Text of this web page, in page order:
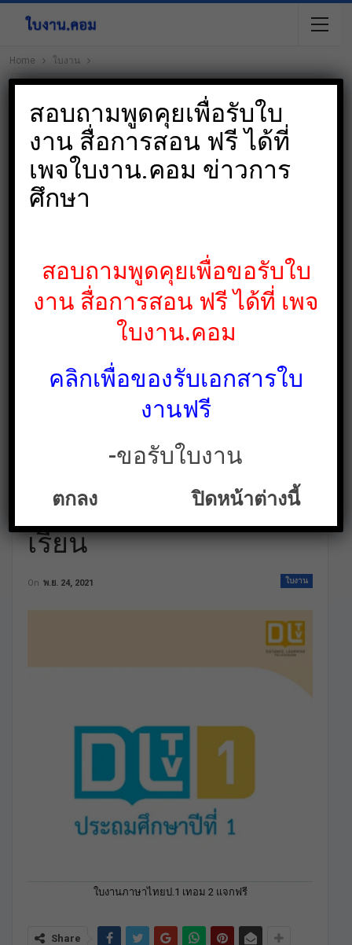
Home ใบงาน
ใบงานวิชาภาษาไทย
ป.1 เทอม2 รวมทุกบท
เรียน
ใบงาน
On พ.ย. 24, 2021
ใบงานภาษาไทยป.1 เทอม 2 แจกฟรี
Share
สอบถามพูดคุยเพื่อรับใบ
งาน สื่อการสอน ฟรี ได้ที่
เพจใบงาน.คอม ข่าวการ
ศึกษา
สอบถามพูดคุยเพื่อขอรับใบ
งาน สื่อการสอน ฟรี ได้ที่ เพจ
ใบงาน.คอม
คลิกเพื่อของรับเอกสารใบ
งานฟรี
-ขอรับใบงาน
ตกลง ปิดหน้าต่างนี้